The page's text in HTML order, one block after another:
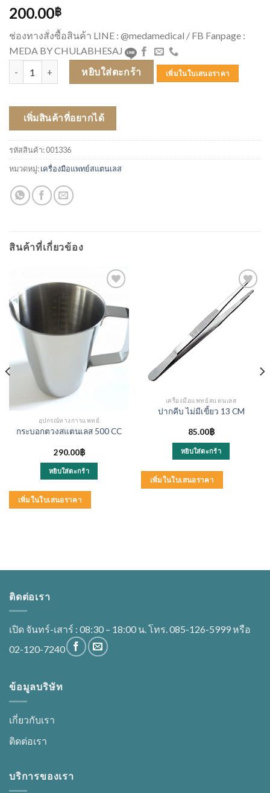
200.00฿
ช่องทางสั่งซื้อสินค้า LINE : @medamedical / FB Fanpage :
MEDA BY CHULABHESAJ
จำนวน กรรไกรปลายแหลมโค้ง 13 CM ชิ้น
หยิบใส่ตะกร้า เพิ่มในใบเสนอราคา
เพิ่มสินค้าที่อยากได้
รหัสสินค้า:001336
หมวดหมู่:เครื่องมือแพทย์สแตนเลส
สินค้าที่เกี่ยวข้อง
อุปกรณ์ทางการแพทย์
กระบอกตวงสแตนเลส 500 CC
290.00฿
หยิบใส่ตะกร้า
เพิ่มในใบเสนอราคา
เครื่องมือแพทย์สแตนเลส
ปากคีบ ไม่มีเขี้ยว 13 CM
85.00฿
หยิบใส่ตะกร้า
เพิ่มในใบเสนอราคา
ติดต่อเรา
เปิด จันทร์-เสาร์ : 08:30 – 18:00 น. โทร. 085-126-5999 หรือ
02-120-7240
ข้อมูลบริษัท
เกี่ยวกับเรา
ติดต่อเรา
บริการของเรา